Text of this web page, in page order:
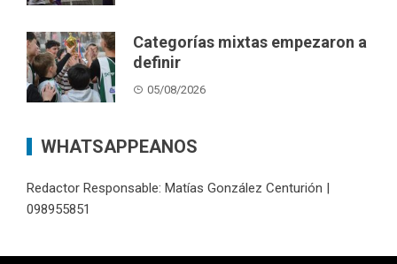
Categorías mixtas empezaron a
definir
05/08/2026
WHATSAPPEANOS
Redactor Responsable: Matías González Centurión |
098955851